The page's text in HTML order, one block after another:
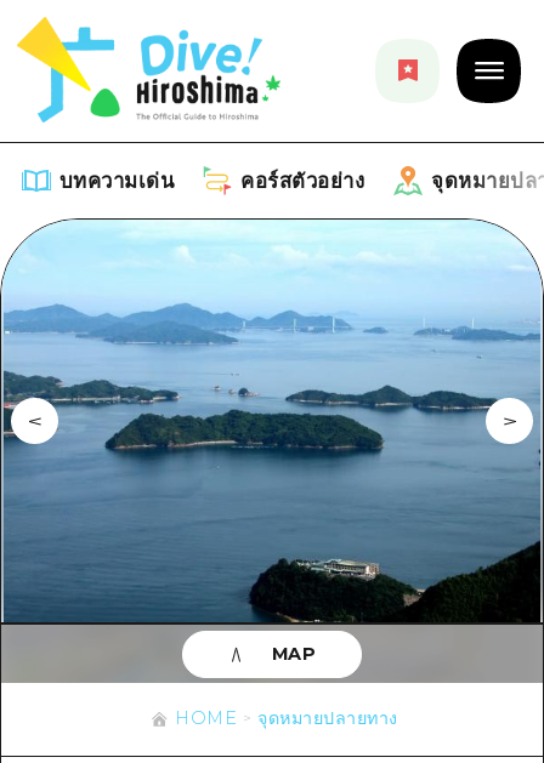
บทความเด่น คอร์สตัวอย่าง จุดหมายปล
รายการ
คำแนะนำ
ศิลปะ
การปั่นจักรยาน
ช้อปปิ้ง
กีฬา
สถานบันเทิงยามค่ำคืน
คอร์สตัวอย่าง
รายการ
คู่มือ Dive! Hiroshima
บริเวณรอบเมืองฮิโรชิม่า
อากิ
บิงโก
จุดหมายปลายทาง
บริเวณรอบเมืองฮิโรชิม่า
บิงโก
บิโฮคุ
เกโฮคุ
ข้อมูลตามฤดูกาล
ข้อมูลที่เป็นประโยชน์
รายการ
เข้าถึงเข้าถึง
HOME จุดหมายปลายทาง
MAP